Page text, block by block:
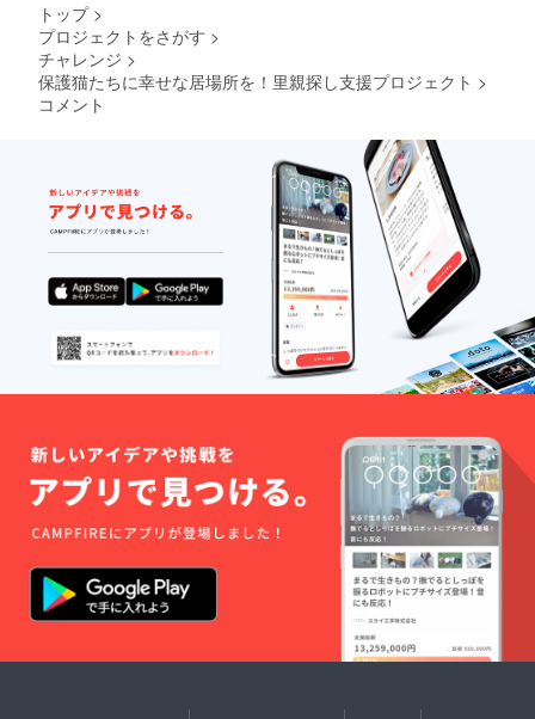
トップ >
プロジェクトをさがす >
チャレンジ >
保護猫たちに幸せな居場所を！里親探し支援プロジェクト >
コメント